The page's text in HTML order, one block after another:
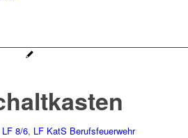
LF 8/6, LF KatS Berufsfeuerwehr